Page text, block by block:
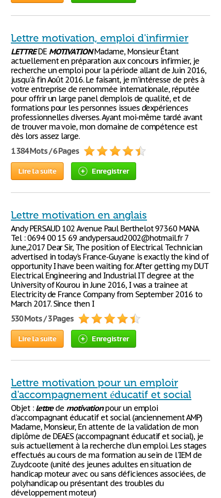
Lettre motivation, emploi d'infirmier
LETTREDE MOTIVATIONMadame, Monsieur Étant
actuellement en préparation aux concours infirmier, je
recherche un emploi pour la période allant de Juin 2016,
jusqu’à fin Août 2016. Le faisant, je m’intéresse de près à
votre entreprise de renommée internationale, réputée
pour offrir un large panel d’emplois de qualité, et de
formations pour les personnes issues d’expériences
professionnelles diverses. Ayant moi-même tardé avant
de trouver ma voie, mon domaine de compétence est
dès lors assez large.
1 384 Mots / 6 Pages
Lire la suite Enregistrer
Lettre motivation en anglais
Andy PERSAUD 102 Avenue Paul Berthelot 97360 MANA
Tel : 0694 00 15 69 andypersaud2002@hotmail.fr 7
June,2017 Dear Sir, The position of Electrical Technician
advertised in today’s France-Guyane is exactly the kind of
opportunity I have been waiting for. After getting my DUT
Electrical Engineering and Industrial IT degree at the
University of Kourou in June 2016, I was a trainee at
Electricity de France Company from September 2016 to
March 2017. Since then I
530 Mots / 3 Pages
Lire la suite Enregistrer
Lettre motivation pour un emploir
d'accompagnement éducatif et social
Objet : lettrede motivationpour un emploi
d'accompagnant éducatif et social (anciennement AMP)
Madame, Monsieur, En attente de la validation de mon
diplôme de DEAES (accompagnant éducatif et social), je
suis actuellement à la recherche d'un emploi. Les stages
effectués au cours de ma formation au sein de l'IEM de
Zuydcoote (unité des jeunes adultes en situation de
handicap moteur avec ou sans déficiences associées, de
polyhandicap ou présentant des troubles du
développement moteur)